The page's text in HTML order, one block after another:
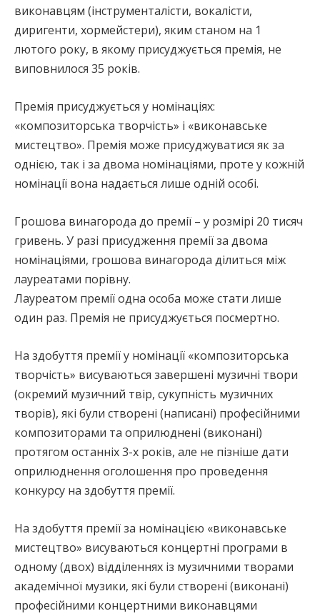
виконавцям (інструменталісти, вокалісти,
диригенти, хормейстери), яким станом на 1
лютого року, в якому присуджується премія, не
виповнилося 35 років.
Премія присуджується у номінаціях:
«композиторська творчість» і «виконавське
мистецтво». Премія може присуджуватися як за
однією, так і за двома номінаціями, проте у кожній
номінації вона надається лише одній особі.
Грошова винагорода до премії – у розмірі 20 тисяч
гривень. У разі присудження премії за двома
номінаціями, грошова винагорода ділиться між
лауреатами порівну.
Лауреатом премії одна особа може стати лише
один раз. Премія не присуджується посмертно.
На здобуття премії у номінації «композиторська
творчість» висуваються завершені музичні твори
(окремий музичний твір, сукупність музичних
творів), які були створені (написані) професійними
композиторами та оприлюднені (виконані)
протягом останніх 3-х років, але не пізніше дати
оприлюднення оголошення про проведення
конкурсу на здобуття премії.
На здобуття премії за номінацією «виконавське
мистецтво» висуваються концертні програми в
одному (двох) відділеннях із музичними творами
академічної музики, які були створені (виконані)
професійними концертними виконавцями